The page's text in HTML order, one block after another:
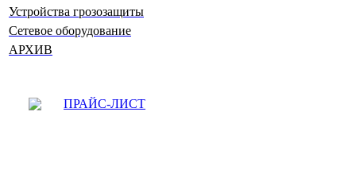
Устройства грозозащиты
Сетевое оборудование
АРХИВ
ПРАЙС-ЛИСТ